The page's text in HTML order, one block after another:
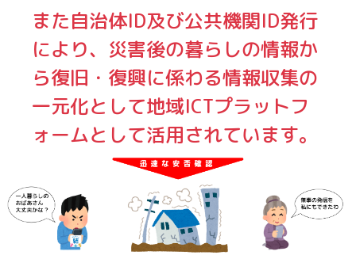
また自治体ID及び公共機関ID発行
により、災害後の暮らしの情報か
ら復旧・復興に係わる情報収集の
一元化として地域ICTプラットフ
ォームとして活用されています。